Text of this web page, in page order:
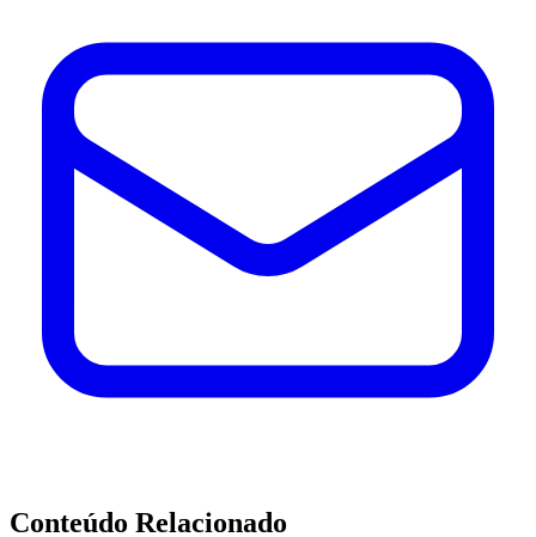
Conteúdo Relacionado